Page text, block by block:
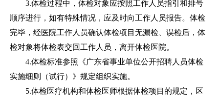
3.体检过程中，体检对象应按照工作人员指引和排号
顺序进行，如有特殊情况，应及时向工作人员报告。体检
完毕，经医院工作人员确认体检项目无漏检、误检后，体
检对象将体检表交回工作人员，离开体检医院。
4.体检标准参照《广东省事业单位公开招聘人员体检
实施细则（试行）》规定组织实施。
5.体检医疗机构和体检医师根据体检项目的规定，区